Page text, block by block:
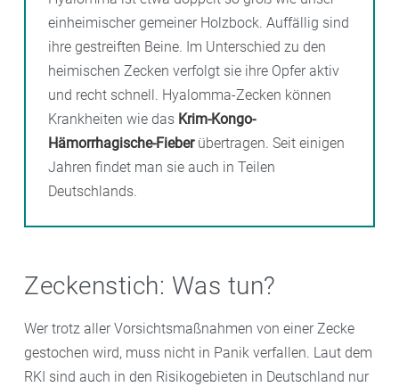
einheimischer gemeiner Holzbock. Auffällig sind
ihre gestreiften Beine. Im Unterschied zu den
heimischen Zecken verfolgt sie ihre Opfer aktiv
und recht schnell. Hyalomma-Zecken können
Krankheiten wie das Krim-Kongo-
Hämorrhagische-Fieberübertragen. Seit einigen
Jahren findet man sie auch in Teilen
Deutschlands.
Zeckenstich: Was tun?
Wer trotz aller Vorsichtsmaßnahmen von einer Zecke
gestochen wird, muss nicht in Panik verfallen. Laut dem
RKI sind auch in den Risikogebieten in Deutschland nur